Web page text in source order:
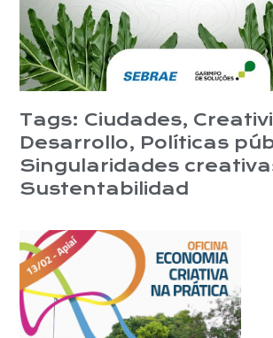
Tags: Ciudades,
Desarrollo, Políticas
Singularidades
Sustentabilidad